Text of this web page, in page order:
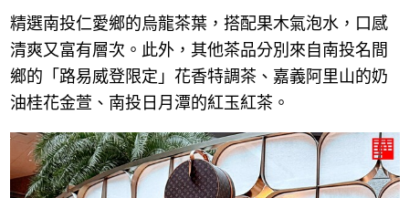
精選南投仁愛鄉的烏龍茶葉，搭配果木氣泡水，口感
清爽又富有層次。此外，其他茶品分別來自南投名間
鄉的「路易威登限定」花香特調茶、嘉義阿里山的奶
油桂花金萱、南投日月潭的紅玉紅茶。